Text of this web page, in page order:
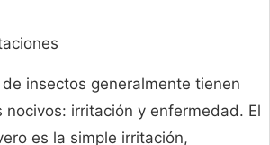
insectos generalmente tienen
nocivos: irritación y enfermedad. El
es la simple irritación,